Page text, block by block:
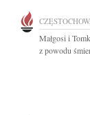
Małgosi i
z powodu